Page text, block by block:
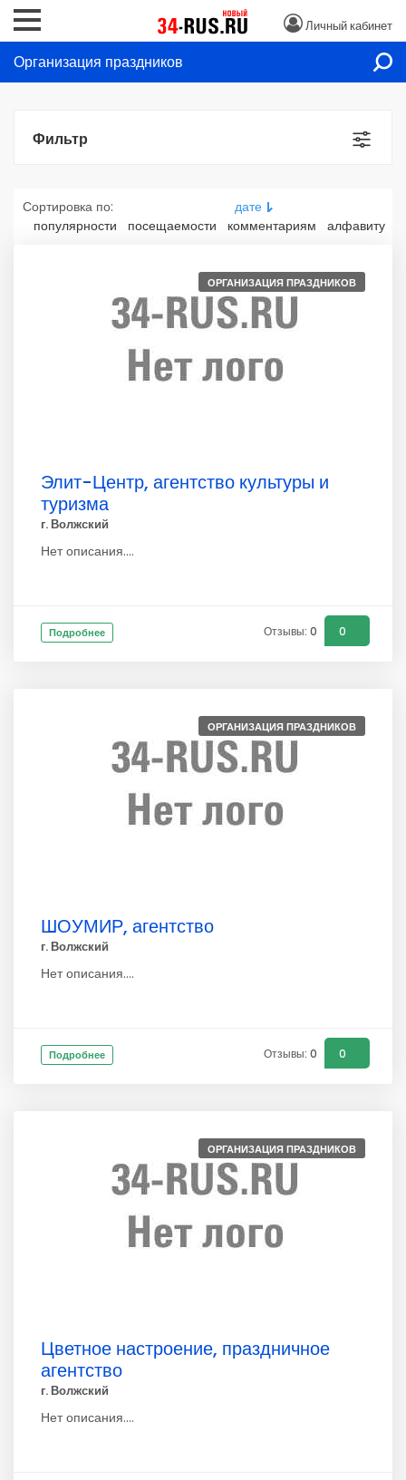
Личный кабинет
Организация праздников
Фильтр
Сортировка по:
дате
популярности
посещаемости комментариям алфавиту
ОРГАНИЗАЦИЯ ПРАЗДНИКОВ
Элит-Центр, агентство культуры и
туризма
г. Волжский
Нет описания....
Подробнее Отзывы: 0 0
ОРГАНИЗАЦИЯ ПРАЗДНИКОВ
ШОУМИР, агентство
г. Волжский
Нет описания....
Подробнее Отзывы: 0 0
ОРГАНИЗАЦИЯ ПРАЗДНИКОВ
Цветное настроение, праздничное
агентство
г. Волжский
Нет описания....